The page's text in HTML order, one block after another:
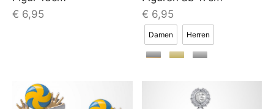
€ 6,95
€ 6,95
Damen Herren